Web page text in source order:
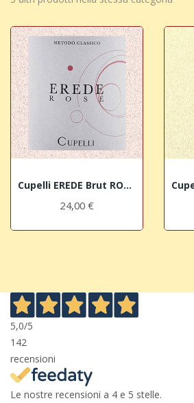
Cupelli EREDE Brut ROSE' Metodo Classico
24,00 €
5,0/5
142
recensioni
Le nostre recensioni a 4 e 5 stelle.